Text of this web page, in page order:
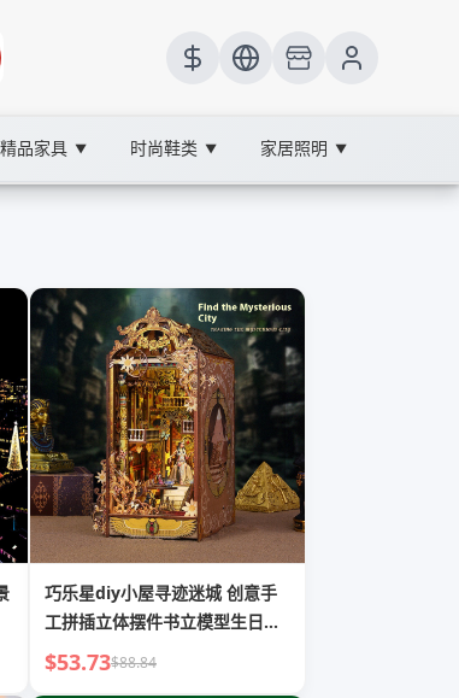
精品家具 ▼ 时尚鞋类 ▼ 家居照明 ▼
巧乐星diy小屋寻迹迷城 创意手
工拼插立体摆件书立模型生日礼
物
$53.73$88.84